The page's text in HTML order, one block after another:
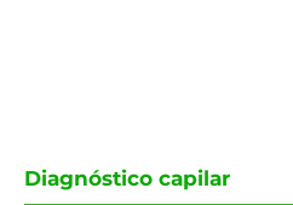
Diagnóstico capilar